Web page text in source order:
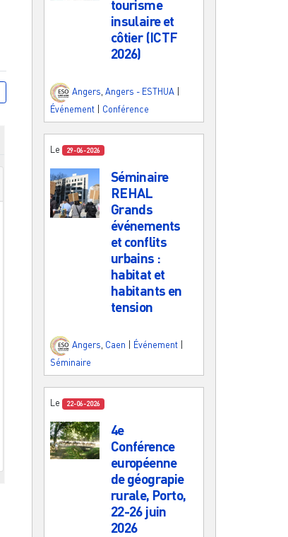
tourisme
insulaire et
côtier (ICTF
2026)
Angers Angers - ESTHUA
Événement
Conférence
Le 29-06-2026
Séminaire
REHAL
Grands
événements
et conflits
urbains :
habitat et
habitants en
tension
Angers, Caen Événement
Séminaire
Le 22-06-2026
4e
Conférence
européenne
de géograpie
rurale, Porto,
22-26 juin
2026